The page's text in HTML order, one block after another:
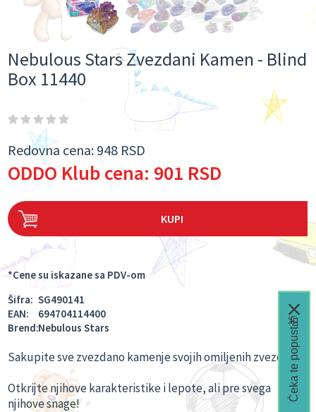
Nebulous Stars Zvezdani Kamen - Blind
Box 11440
Redovna cena: 948 RSD
ODDO Klub cena: 901 RSD
KUPI
*Cene su iskazane sa PDV-om
Šifra: SG490141
EAN:
694704114400
Brend:Nebulous Stars
Sakupite sve zvezdano kamenje svojih omiljenih zvezda!
Otkrijte njihove karakteristike i lepote, ali pre svega
njihove snage!
Čeka te popust🎁